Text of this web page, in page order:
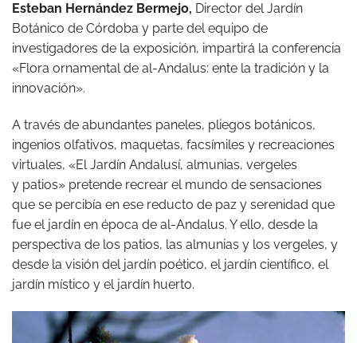
Esteban Hernández Bermejo, Director del Jardín
Botánico de Córdoba y parte del equipo de
investigadores de la exposición, impartirá la conferencia
«Flora ornamental de al-Andalus: ente la tradición y la
innovación».
A través de abundantes paneles, pliegos botánicos,
ingenios olfativos, maquetas, facsímiles y recreaciones
virtuales, «El Jardín Andalusí, almunias, vergeles
y patios» pretende recrear el mundo de sensaciones
que se percibía en ese reducto de paz y serenidad que
fue el jardín en época de al-Andalus. Y ello, desde la
perspectiva de los patios, las almunias y los vergeles, y
desde la visión del jardín poético, el jardín científico, el
jardín místico y el jardín huerto.